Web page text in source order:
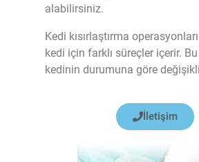
alabilirsiniz.
Kedi kısırlaştırma
kedi için farklı süreçler içerir.
kedinin durumuna göre
İletişim